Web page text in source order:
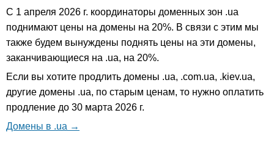
С 1 апреля 2026 г. координаторы доменных зон .ua
поднимают цены на домены на 20%. В связи с этим мы
также будем вынуждены поднять цены на эти домены,
заканчивающиеся на .ua, на 20%.
Если вы хотите продлить домены .ua, .com.ua, .kiev.ua,
другие домены .ua, по старым ценам, то нужно оплатить
продление до 30 марта 2026 г.
Домены в .ua →